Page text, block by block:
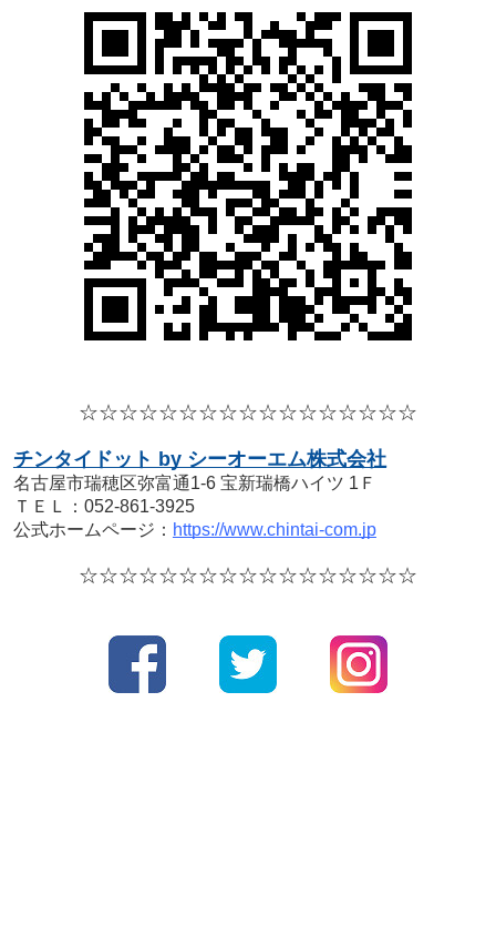
☆☆☆☆☆☆☆☆☆☆☆☆☆☆☆☆☆
チンタイドット by シーオーエム株式会社
名古屋市瑞穂区弥富通1-6 宝新瑞橋ハイツ 1Ｆ
ＴＥＬ：052-861-3925
公式ホームページ： https://www.chintai-com.jp
☆☆☆☆☆☆☆☆☆☆☆☆☆☆☆☆☆